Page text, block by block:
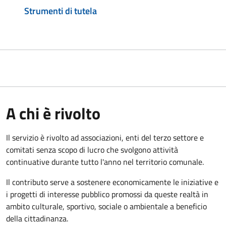
Strumenti di tutela
A chi è rivolto
Il servizio è rivolto ad associazioni, enti del terzo settore e
comitati senza scopo di lucro che svolgono attività
continuative durante tutto l'anno nel territorio comunale.
Il contributo serve a sostenere economicamente le iniziative e
i progetti di interesse pubblico promossi da queste realtà in
ambito culturale, sportivo, sociale o ambientale a beneficio
della cittadinanza.